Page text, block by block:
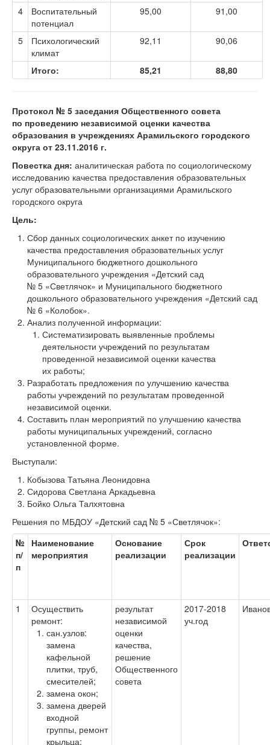
4
Воспитательный
потенциал
95,00 91,00
5
Психологический
климат
92,11 90,06
Итого: 85,21 88,80
Протокол № 5 заседания Общественного совета
по проведению независимой оценки качества
образования в учреждениях Арамильского городского
округа от 23.11.2016 г.
Повестка дня: аналитическая работа по социологическому
исследованию качества предоставления образовательных
услуг образовательными организациями Арамильского
городского округа
Цель:
Сбор данных социологических анкет по изучению
качества предоставления образовательных услуг
Муниципального бюджетного дошкольного
образовательного учреждения «Детский сад
№ 5 «Светлячок» и Муниципального бюджетного
дошкольного образовательного учреждения «Детский сад
№ 6 «Колобок».
Анализ полученной информации:
Систематизировать выявленные проблемы
деятельности учреждений по результатам
проведенной независимой оценки качества
их работы;
Разработать предложения по улучшению качества
работы учреждений по результатам проведенной
независимой оценки.
Составить план мероприятий по улучшению качества
работы муниципальных учреждений, согласно
установленной форме.
Выступали:
Кобызова Татьяна Леонидовна
Сидорова Светлана Аркадьевна
Бойко Ольга Талхятовна
Решения по МБДОУ «Детский сад № 5 «Светлячок»:
№
п/
п
Наименование
мероприятия
Основание
реализации
Срок
реализации
1
Осуществить
ремонт:
сан.узлов:
замена
кафельной
плитки, труб,
смесителей;
замена окон;
замена дверей
входной
группы, ремонт
крыльца;
результат
независимой
оценки
качества,
решение
Общественного
совета
2017-2018
уч.год